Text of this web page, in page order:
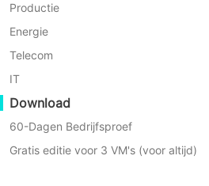
Productie
Energie
Telecom
IT
Download
60-Dagen Bedrijfsproef
Gratis editie voor 3 VM's (voor altijd)
Eenvoudigere installatie, minder
LAN-vrije